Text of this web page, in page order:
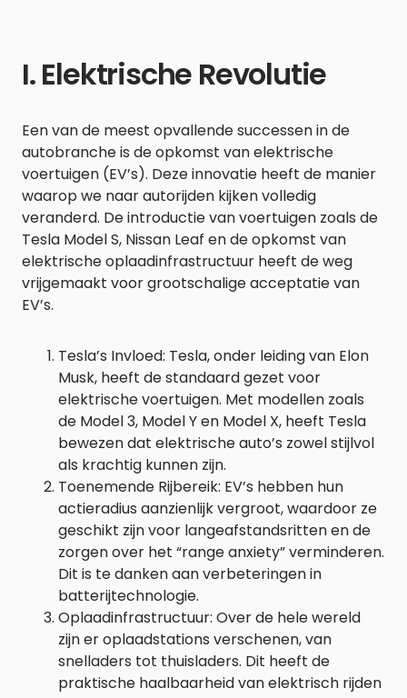
I. Elektrische Revolutie
Een van de meest opvallende successen in de
autobranche is de opkomst van elektrische
voertuigen (EV’s). Deze innovatie heeft de manier
waarop we naar autorijden kijken volledig
veranderd. De introductie van voertuigen zoals de
Tesla Model S, Nissan Leaf en de opkomst van
elektrische oplaadinfrastructuur heeft de weg
vrijgemaakt voor grootschalige acceptatie van
EV’s.
Tesla’s Invloed: Tesla, onder leiding van Elon
Musk, heeft de standaard gezet voor
elektrische voertuigen. Met modellen zoals
de Model 3, Model Y en Model X, heeft Tesla
bewezen dat elektrische auto’s zowel stijlvol
als krachtig kunnen zijn.
Toenemende Rijbereik: EV’s hebben hun
actieradius aanzienlijk vergroot, waardoor ze
geschikt zijn voor langeafstandsritten en de
zorgen over het “range anxiety” verminderen.
Dit is te danken aan verbeteringen in
batterijtechnologie.
Oplaadinfrastructuur: Over de hele wereld
zijn er oplaadstations verschenen, van
snelladers tot thuisladers. Dit heeft de
praktische haalbaarheid van elektrisch rijden